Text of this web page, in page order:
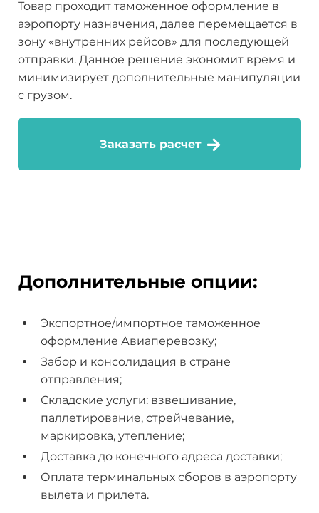
Товар проходит таможенное оформление в
аэропорту назначения, далее перемещается в
зону «внутренних рейсов» для последующей
отправки. Данное решение экономит время и
минимизирует дополнительные манипуляции
с грузом.
Заказать расчет
Дополнительные опции:
Экспортное/импортное таможенное
оформление Авиаперевозку;
Забор и консолидация в стране
отправления;
Складские услуги: взвешивание,
паллетирование, стрейчевание,
маркировка, утепление;
Доставка до конечного адреса доставки;
Оплата терминальных сборов в аэропорту
вылета и прилета.